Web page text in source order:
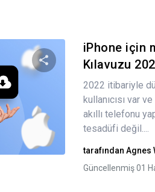
Bu makaleyi paylaş
Twitter
iPhone için
Kılavuzu
2022 itibariyle
kullanıcısı var
akıllı telefonu
tesadüfi değil....
tarafından Agnes
Güncellenmiş 01